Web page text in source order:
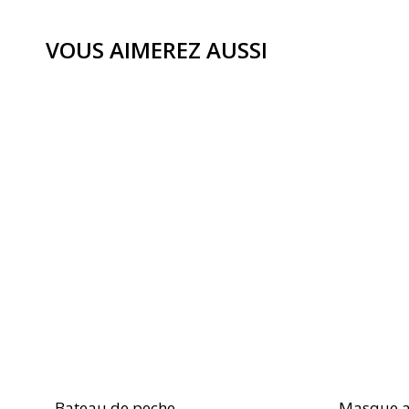
VOUS AIMEREZ AUSSI